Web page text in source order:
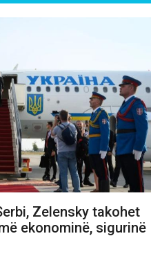
Zelensky takohet
ekonominë, sigurinë